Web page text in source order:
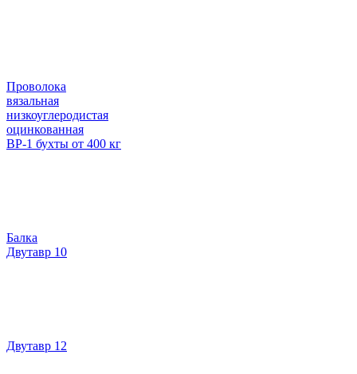
Проволока
вязальная
низкоуглеродистая
оцинкованная
ВР-1 бухты от 400 кг
Балка
Двутавр 10
Двутавр 12